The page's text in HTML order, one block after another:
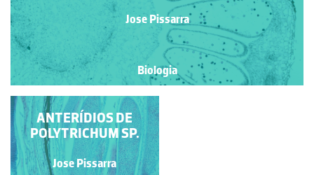
Jose Pissarra
Biologia
PROTALO DE
PTERIDÓFITA
Jose Pissarra
ANTERÍDIOS DE
POLYTRICHUM SP.
Jose Pissarra